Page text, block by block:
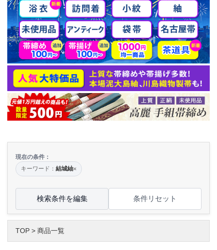
現在の条件：
キーワード： 結城紬×
検索条件を編集 条件リセット
TOP > 商品一覧